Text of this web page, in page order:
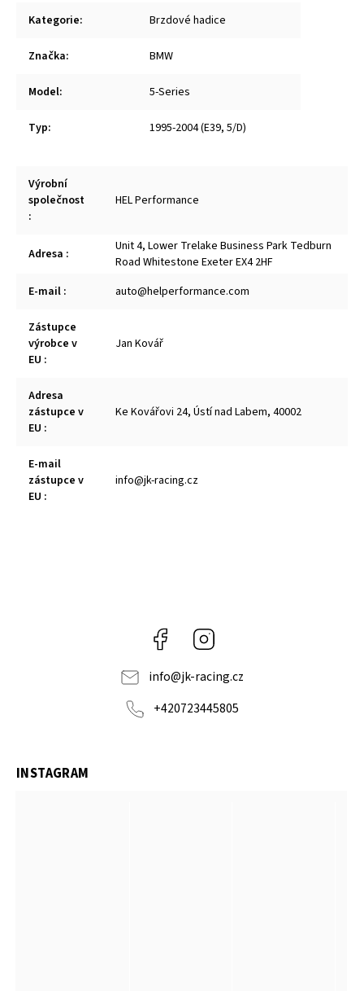
Kategorie: Brzdové hadice
Značka: BMW
Model: 5-Series
Typ: 1995-2004 (E39, 5/D)
Výrobní
společnost
:
HEL Performance
Adresa :
Unit 4, Lower Trelake Business Park Tedburn
Road Whitestone Exeter EX4 2HF
E-mail : auto@helperformance.com
Zástupce
výrobce v
EU :
Jan Kovář
Adresa
zástupce v
EU :
Ke Kovářovi 24, Ústí nad Labem, 40002
E-mail
zástupce v
EU :
info@jk-racing.cz
Facebook
info@jk-racing.cz
+420723445805
INSTAGRAM